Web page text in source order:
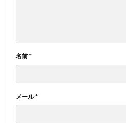
名前*
メール*